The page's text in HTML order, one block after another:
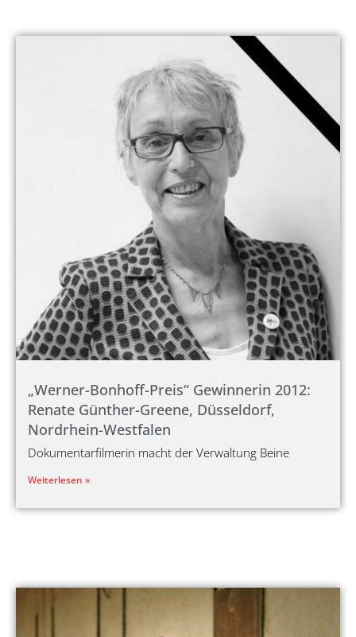
„Werner-Bonhoff-Preis“ Gewinnerin 2012:
Renate Günther-Greene, Düsseldorf,
Nordrhein-Westfalen
Dokumentarfilmerin macht der Verwaltung Beine
Weiterlesen »